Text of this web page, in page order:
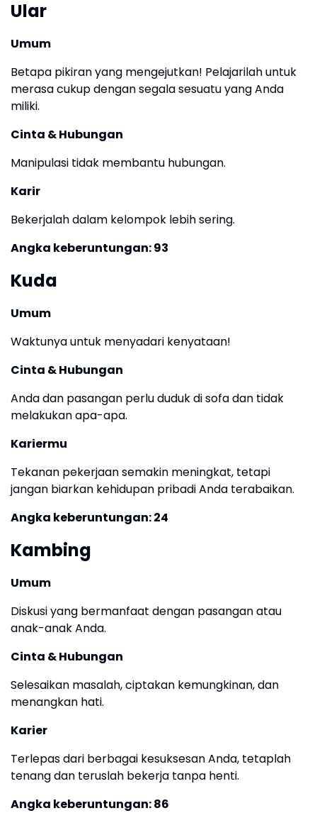
Ular
Umum
Betapa pikiran yang mengejutkan! Pelajarilah untuk
merasa cukup dengan segala sesuatu yang Anda
miliki.
Cinta & Hubungan
Manipulasi tidak membantu hubungan.
Karir
Bekerjalah dalam kelompok lebih sering.
Angka keberuntungan: 93
Kuda
Umum
Waktunya untuk menyadari kenyataan!
Cinta & Hubungan
Anda dan pasangan perlu duduk di sofa dan tidak
melakukan apa-apa.
Kariermu
Tekanan pekerjaan semakin meningkat, tetapi
jangan biarkan kehidupan pribadi Anda terabaikan.
Angka keberuntungan: 24
Kambing
Umum
Diskusi yang bermanfaat dengan pasangan atau
anak-anak Anda.
Cinta & Hubungan
Selesaikan masalah, ciptakan kemungkinan, dan
menangkan hati.
Karier
Terlepas dari berbagai kesuksesan Anda, tetaplah
tenang dan teruslah bekerja tanpa henti.
Angka keberuntungan: 86